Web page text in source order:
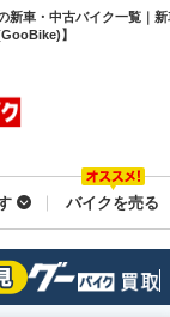
新車・中古バイク一覧｜
】
バイクを売る